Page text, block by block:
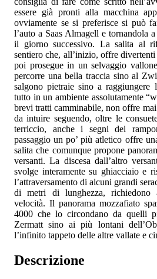
essere già pronti alla macchina
ovviamente se si preferisce si può
l’auto a Saas Almagell e tornandola
il giorno successivo. La salita al
sentiero che, all’inizio, offre
poi prosegue in un selvaggio
percorre una bella traccia sino al
salgono pietraie sino a
tutto in un ambiente assolutamente
brevi tratti camminabile, non offre
da intuire seguendo, oltre le
terriccio, anche i segni dei
passaggio un po’ più atletico offre
salita che comunque propone
versanti. La discesa dall’altro
svolge interamente su ghiacciaio e
l’attraversamento di alcuni grandi
di metri di lunghezza, richiedono
velocità. Il panorama mozzafiato
4000 che lo circondano da quelli
Zermatt sino ai più lontani
l’infinito tappeto delle altre vallate e
Descrizione